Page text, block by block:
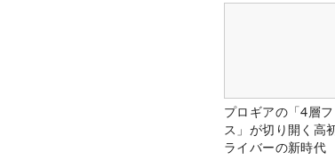
プロギアの「4層
ス」が切り開く高
ライバーの新時代